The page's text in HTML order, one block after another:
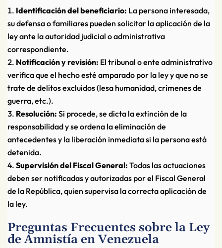
Identificación del beneficiario: La persona interesada,
su defensa o familiares pueden solicitar la aplicación de la
ley ante la autoridad judicial o administrativa
correspondiente.
Notificación y revisión: El tribunal o ente administrativo
verifica que el hecho esté amparado por la ley y que no se
trate de delitos excluidos (lesa humanidad, crímenes de
guerra, etc.).
Resolución: Si procede, se dicta la extinción de la
responsabilidad y se ordena la eliminación de
antecedentes y la liberación inmediata si la persona está
detenida.
Supervisión del Fiscal General: Todas las actuaciones
deben ser notificadas y autorizadas por el Fiscal General
de la República, quien supervisa la correcta aplicación de
la ley.
Preguntas Frecuentes sobre la Ley
de Amnistía en Venezuela